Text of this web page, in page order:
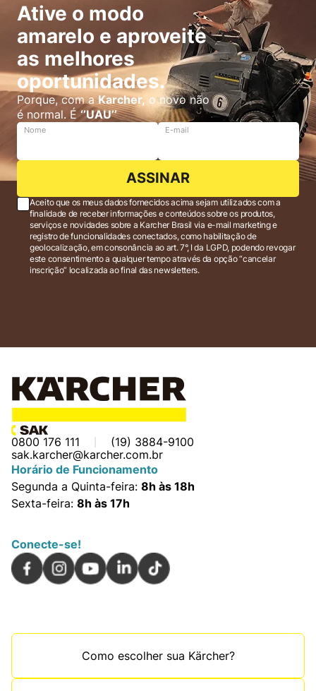
Ative o modo
amarelo e aproveite
as melhores
oportunidades.
Porque, com aKarcher, o novo não
é normal. É‘’UAU’’
Nome E-mail
ASSINAR
Aceito que os meus dados fornecidos acima sejam utilizados com a
finalidade de receber informações e conteúdos sobre os produtos,
serviços e novidades sobre a Karcher Brasil via e-mail marketing e
registro de funcionalidades conectados, como habilitação de
geolocalização, em consonância ao art. 7°, I da LGPD, podendo revogar
este consentimento a qualquer tempo através da opção “cancelar
inscrição” localizada ao final das newsletters.
0800 176 111
(19) 3884-9100
sak.karcher@karcher.com.br
Horário de Funcionamento
Segunda a Quinta-feira: 8h às 18h
Sexta-feira: 8h às 17h
Conecte-se!
Como escolher sua Kärcher?